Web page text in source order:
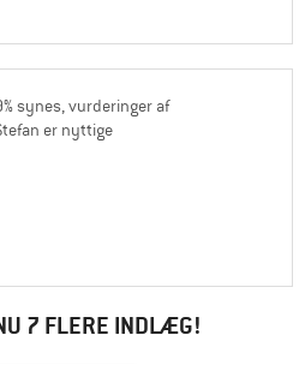
synes, vurderinger af
er nyttige
7 FLERE INDLÆG!